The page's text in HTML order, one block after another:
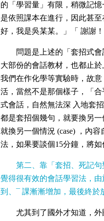
的「學習量」有限，稍微記
是依照課本在進行，因此甚
好，我是吳某某。」「 謝謝
問題是上述的「套招式
大部份的會話教材，也都止
我們在作化學等實驗時，故
活，當然不是那個樣子，「
式會話，自然無法深 入地套
都是套招個幾句，就要換另一
就換另一個情況 (case) ，內
法，如果要談個15分鐘，將
第二、靠「套招、死記
覺得很有效的會話學習法，
到、¯ 課漸漸增加，最後終於
尤其到了國外才知道，